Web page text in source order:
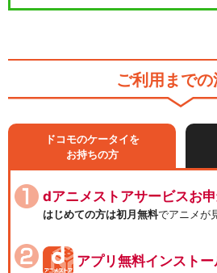
ご利用まで
ドコモのケータイを
お持ちの方
dアニメストアサービスお
はじめての方は初月無料でアニメが
アプリ無料インストー